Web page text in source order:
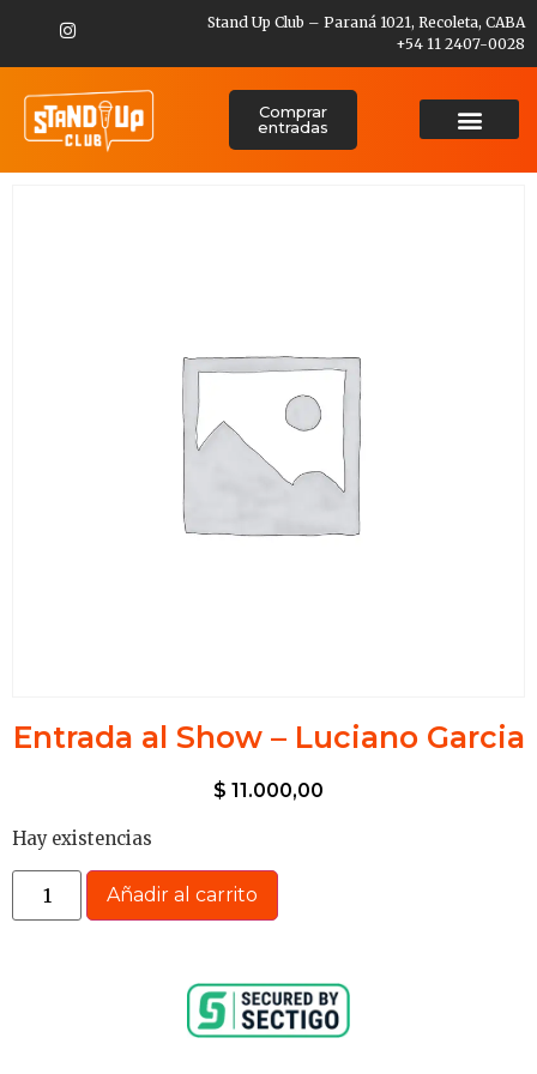
Stand Up Club – Paraná 1021, Recoleta, CABA
+54 11 2407-0028
Comprar
entradas
Entrada al Show – Luciano Garcia
$ 11.000,00
Hay existencias
Añadir al carrito